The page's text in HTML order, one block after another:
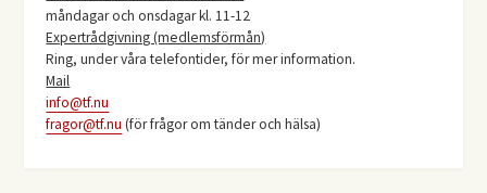
måndagar och onsdagar kl. 11-12
Expertrådgivning (medlemsförmån)
Ring, under våra telefontider, för mer information.
Mail
info@tf.nu
fragor@tf.nu (för frågor om tänder och hälsa)